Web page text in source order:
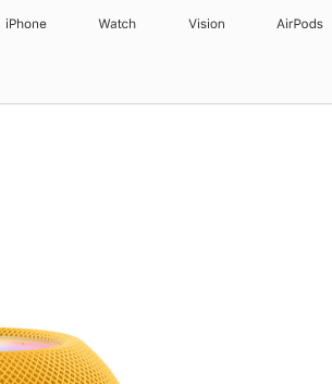
iPhone Watch Vision AirPods